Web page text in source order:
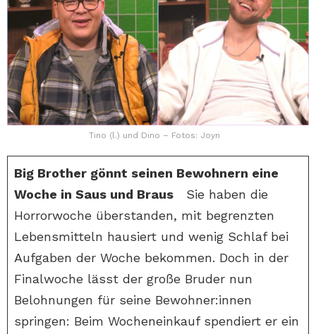
Tino (l.) und Dino – Fotos: Joyn
Big Brother gönnt seinen Bewohnern eine
Woche in Saus und Braus Sie haben die
Horrorwoche überstanden, mit begrenzten
Lebensmitteln hausiert und wenig Schlaf bei
Aufgaben der Woche bekommen. Doch in der
Finalwoche lässt der große Bruder nun
Belohnungen für seine Bewohner:innen
springen: Beim Wocheneinkauf spendiert er ein